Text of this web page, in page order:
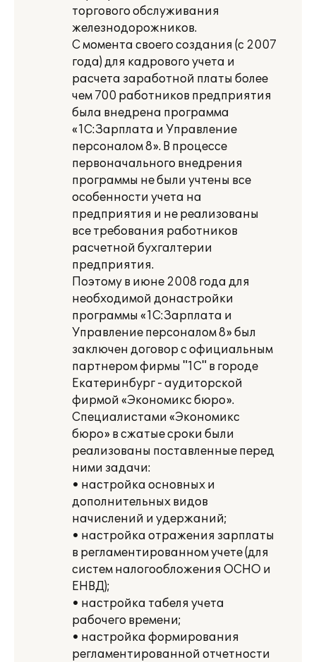
торгового обслуживания
железнодорожников.
С момента своего создания (с 2007
года) для кадрового учета и
расчета заработной платы более
чем 700 работников предприятия
была внедрена программа
«1С:Зарплата и Управление
персоналом 8». В процессе
первоначального внедрения
программы не были учтены все
особенности учета на
предприятия и не реализованы
все требования работников
расчетной бухгалтерии
предприятия.
Поэтому в июне 2008 года для
необходимой донастройки
программы «1С:Зарплата и
Управление персоналом 8» был
заключен договор с официальным
партнером фирмы "1С" в городе
Екатеринбург - аудиторской
фирмой «Экономикс бюро».
Специалистами «Экономикс
бюро» в сжатые сроки были
реализованы поставленные перед
ними задачи:
• настройка основных и
дополнительных видов
начислений и удержаний;
• настройка отражения зарплаты
в регламентированном учете (для
систем налогообложения ОСНО и
ЕНВД);
• настройка табеля учета
рабочего времени;
• настройка формирования
регламентированной отчетности